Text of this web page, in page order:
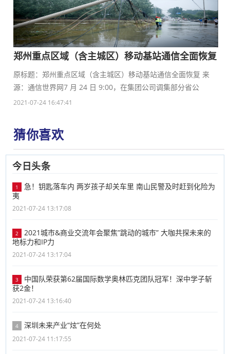
郑州重点区域（含主城区）移动基站通信全面恢复
原标题：郑州重点区域（含主城区）移动基站通信全面恢复 来
源：通信世界网7 月 24 日 9:00，在集团公司调集部分省公
2021-07-24 16:47:41
猜你喜欢
今日头条
1
急！钥匙落车内 两岁孩子却关车里 南山民警及时赶到化险为
夷
2021-07-24 13:17:08
2
2021城市&商业交流年会聚焦”跳动的城市” 大咖共探未来的
地标力和IP力
2021-07-24 13:17:04
3
中国队荣获第62届国际数学奥林匹克团队冠军！深中学子斩
获2金！
2021-07-24 13:16:40
4 深圳未来产业“炫”在何处
2021-07-24 11:17:55